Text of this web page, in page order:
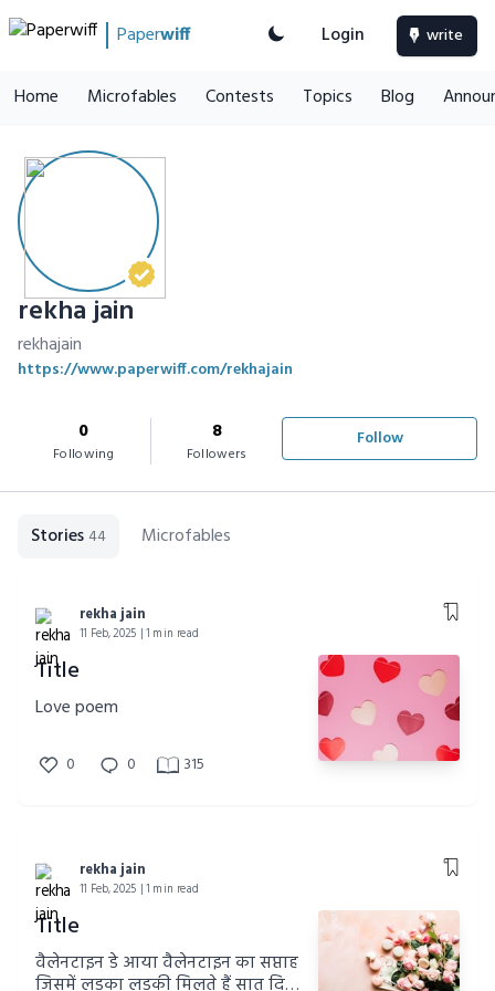
Paperwiff Login write
Home Microfables Contests Topics Blog
rekha jain
rekhajain
https://www.paperwiff.com/rekhajain
0
Following
8
Followers
Follow
Stories 44 Microfables
rekha jain
11 Feb, 2025 | 1 min read
Title
Love poem
0 0 315
rekha jain
11 Feb, 2025 | 1 min read
Title
वैलेनटाइन डे आया वैलेनटाइन का सप्ताह